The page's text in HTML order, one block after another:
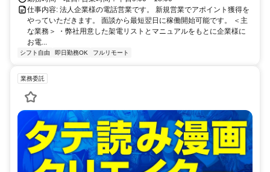
仕事内容: 法人企業様の電話営業です。 新規営業でアポイント獲得を
やっていただきます。 面談から最短翌日に稼働開始可能です。 ＜主
な業務＞ ・弊社用意した架電リストとマニュアルをもとに企業様に
お電...
シフト自由 即日勤務OK フルリモート
業務委託